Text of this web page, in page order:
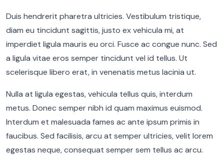
Duis hendrerit pharetra ultricies. Vestibulum tristique,
diam eu tincidunt sagittis, justo ex vehicula mi, at
imperdiet ligula mauris eu orci. Fusce ac congue nunc. Sed
a ligula vitae eros semper tincidunt vel id tellus. Ut
scelerisque libero erat, in venenatis metus lacinia ut.
Nulla at ligula egestas, vehicula tellus quis, interdum
metus. Donec semper nibh id quam maximus euismod.
Interdum et malesuada fames ac ante ipsum primis in
faucibus. Sed facilisis, arcu at semper ultricies, velit lorem
egestas neque, consequat semper sem tellus ac arcu.